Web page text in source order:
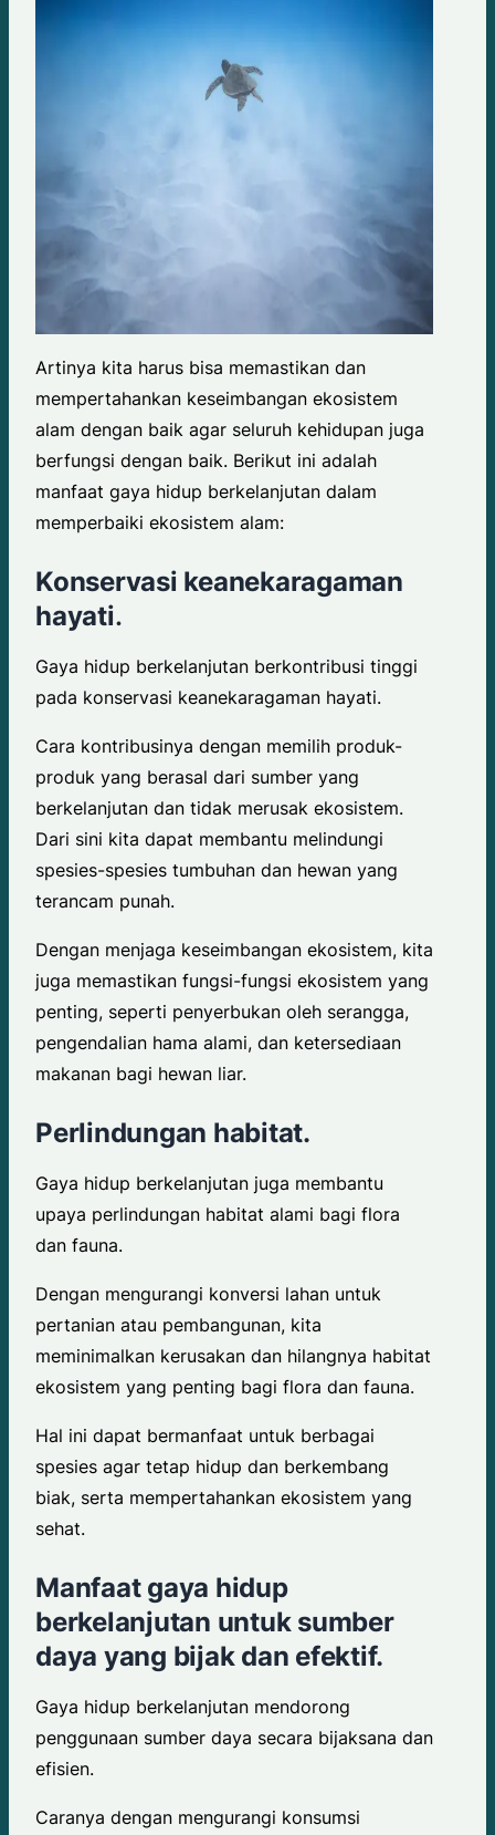
Artinya kita harus bisa memastikan dan
mempertahankan keseimbangan ekosistem
alam dengan baik agar seluruh kehidupan juga
berfungsi dengan baik. Berikut ini adalah
manfaat gaya hidup berkelanjutan dalam
memperbaiki ekosistem alam:
Konservasi keanekaragaman
hayati.
Gaya hidup berkelanjutan berkontribusi tinggi
pada konservasi keanekaragaman hayati.
Cara kontribusinya dengan memilih produk-
produk yang berasal dari sumber yang
berkelanjutan dan tidak merusak ekosistem.
Dari sini kita dapat membantu melindungi
spesies-spesies tumbuhan dan hewan yang
terancam punah.
Dengan menjaga keseimbangan ekosistem, kita
juga memastikan fungsi-fungsi ekosistem yang
penting, seperti penyerbukan oleh serangga,
pengendalian hama alami, dan ketersediaan
makanan bagi hewan liar.
Perlindungan habitat.
Gaya hidup berkelanjutan juga membantu
upaya perlindungan habitat alami bagi flora
dan fauna.
Dengan mengurangi konversi lahan untuk
pertanian atau pembangunan, kita
meminimalkan kerusakan dan hilangnya habitat
ekosistem yang penting bagi flora dan fauna.
Hal ini dapat bermanfaat untuk berbagai
spesies agar tetap hidup dan berkembang
biak, serta mempertahankan ekosistem yang
sehat.
Manfaat gaya hidup
berkelanjutan untuk sumber
daya yang bijak dan efektif.
Gaya hidup berkelanjutan mendorong
penggunaan sumber daya secara bijaksana dan
efisien.
Caranya dengan mengurangi konsumsi